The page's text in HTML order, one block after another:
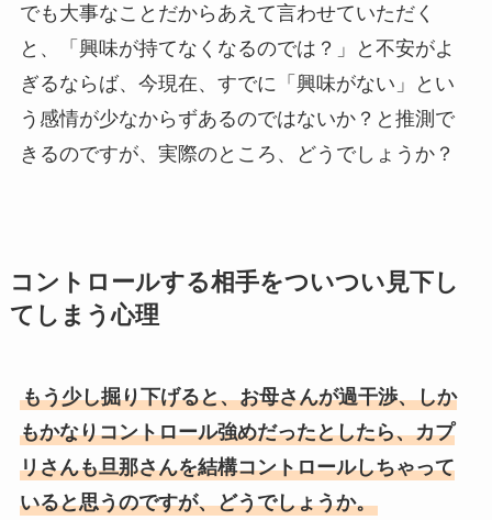
でも大事なことだからあえて言わせていただく
と、「興味が持てなくなるのでは？」と不安がよ
ぎるならば、今現在、すでに「興味がない」とい
う感情が少なからずあるのではないか？と推測で
きるのですが、実際のところ、どうでしょうか？
コントロールする相手をついつい見下し
てしまう心理
もう少し掘り下げると、お母さんが過干渉、しか
もかなりコントロール強めだったとしたら、カプ
リさんも旦那さんを結構コントロールしちゃって
いると思うのですが、どうでしょうか。